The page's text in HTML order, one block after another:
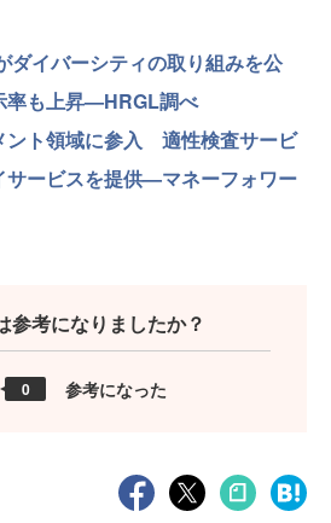
ダイバーシティの取り組みを公
率も上昇—HRGL調べ
ント領域に参入 適性検査サービ
サービスを提供—マネーフォワー
参考になりましたか？
0 参考になった